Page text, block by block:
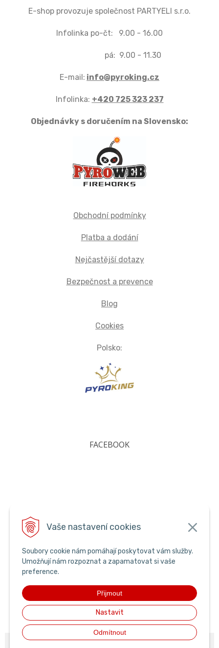
Vaše nastavení cookies
Soubory cookie nám pomáhají poskytovat vám služby.
Umožňují nám rozpoznat a zapamatovat si vaše
preference.
Přijmout
Nastavit
Odmítnout
E-shop provozuje společnost PARTYELI s.r.o.
Infolinka po-čt: 9.00 - 16.00
pá: 9.00 - 11.30
E-mail: info@pyroking.cz
Infolinka: +420 725 323 237
Objednávky s doručením na Slovensko:
Obchodní podmínky
Platba a dodání
Nejčastější dotazy
Bezpečnost a prevence
Blog
Cookies
Polsko:
FACEBOOK